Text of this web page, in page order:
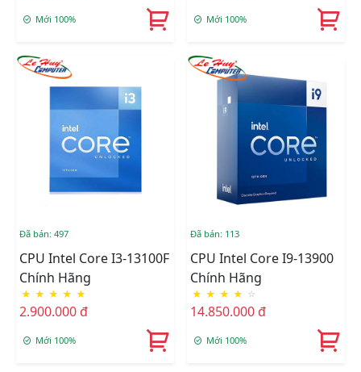
Mới 100% Mới 100%
Đã bán: 497
CPU Intel Core I3-13100F
Chính Hãng
★ ★ ★ ★ ★
2.900.000 đ
Mới 100%
Đã bán: 113
CPU Intel Core I9-13900
Chính Hãng
★ ★ ★ ★ ☆
14.850.000 đ
Mới 100%